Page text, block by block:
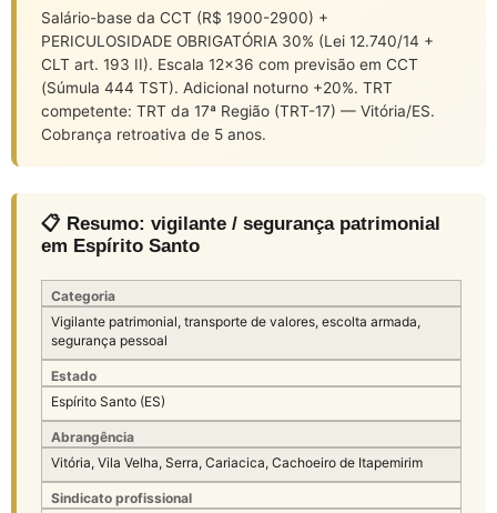
Salário-base da CCT (R$ 1900-2900) +
PERICULOSIDADE OBRIGATÓRIA 30% (Lei 12.740/14 +
CLT art. 193 II). Escala 12×36 com previsão em CCT
(Súmula 444 TST). Adicional noturno +20%. TRT
competente: TRT da 17ª Região (TRT-17) — Vitória/ES.
Cobrança retroativa de 5 anos.
📋 Resumo: vigilante / segurança patrimonial
em Espírito Santo
Categoria
Vigilante patrimonial, transporte de valores, escolta armada,
segurança pessoal
Estado
Espírito Santo (ES)
Abrangência
Vitória, Vila Velha, Serra, Cariacica, Cachoeiro de Itapemirim
Sindicato profissional